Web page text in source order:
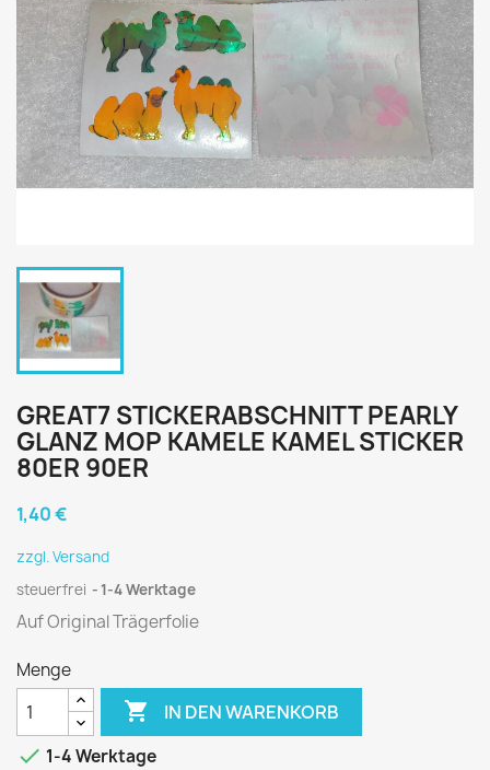
GREAT7 STICKERABSCHNITT PEARLY
GLANZ MOP KAMELE KAMEL STICKER
80ER 90ER
1,40 €
zzgl. Versand
steuerfrei
1-4 Werktage
Auf Original Trägerfolie
Menge
 IN DEN WARENKORB
 1-4 Werktage